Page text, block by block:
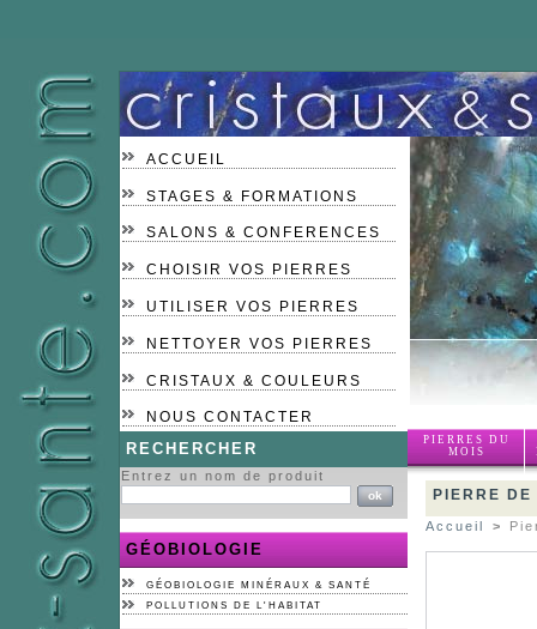
ACCUEIL
STAGES & FORMATIONS
SALONS & CONFERENCES
CHOISIR VOS PIERRES
UTILISER VOS PIERRES
NETTOYER VOS PIERRES
CRISTAUX & COULEURS
NOUS CONTACTER
PIERRES DU
MOIS
RECHERCHER
Entrez un nom de produit
GÉOBIOLOGIE
GÉOBIOLOGIE MINÉRAUX & SANTÉ
POLLUTIONS DE L'HABITAT
PIERRE
Accueil >